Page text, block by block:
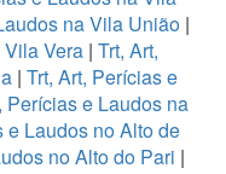
na Vila União|
Vera| Trt, Art,
| Trt, Art, Perícias e
Perícias e Laudos na
e Laudos no Alto de
no Alto do Pari |